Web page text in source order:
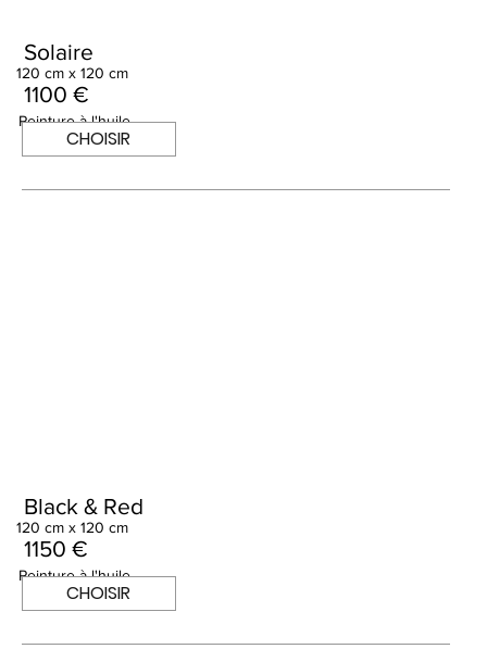
Solaire
Peinture à l'huile
1100 €
120 cm x 120 cm
CHOISIR
Black & Red
Peinture à l'huile
1150 €
120 cm x 120 cm
CHOISIR